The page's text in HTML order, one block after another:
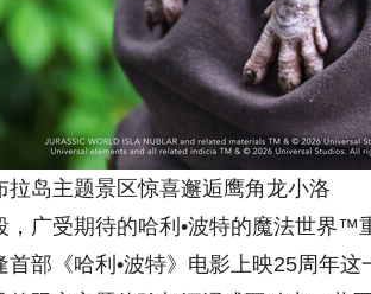
拉岛主题景区惊喜邂逅鹰角龙小洛
，广受期待的哈利•波特的魔法世界
首部《哈利•波特》电影上映25周年